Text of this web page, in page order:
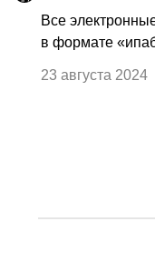
Все
в формате
23 августа 2024